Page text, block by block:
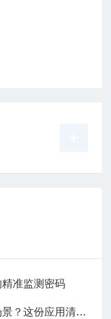
准监测密码
应用清单揭晓答案